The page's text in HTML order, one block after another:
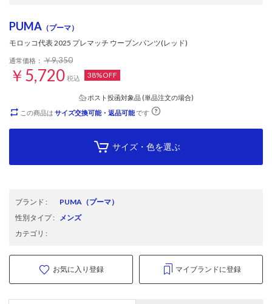
PUMA （プーマ）
モロッコ代表 2025 プレマッチ ウーブンパンツ(レッド)
通常価格： ￥9,350
￥5,720 税込 38%OFF
ポスト投函対象品 (単品注文の場合)
この商品は サイズ交換可能・返品可能です
サイズ・色を選ぶ
ブランド : PUMA （プーマ）
性別タイプ: メンズ
カテゴリ :
お気に入り登録 マイブランドに登録